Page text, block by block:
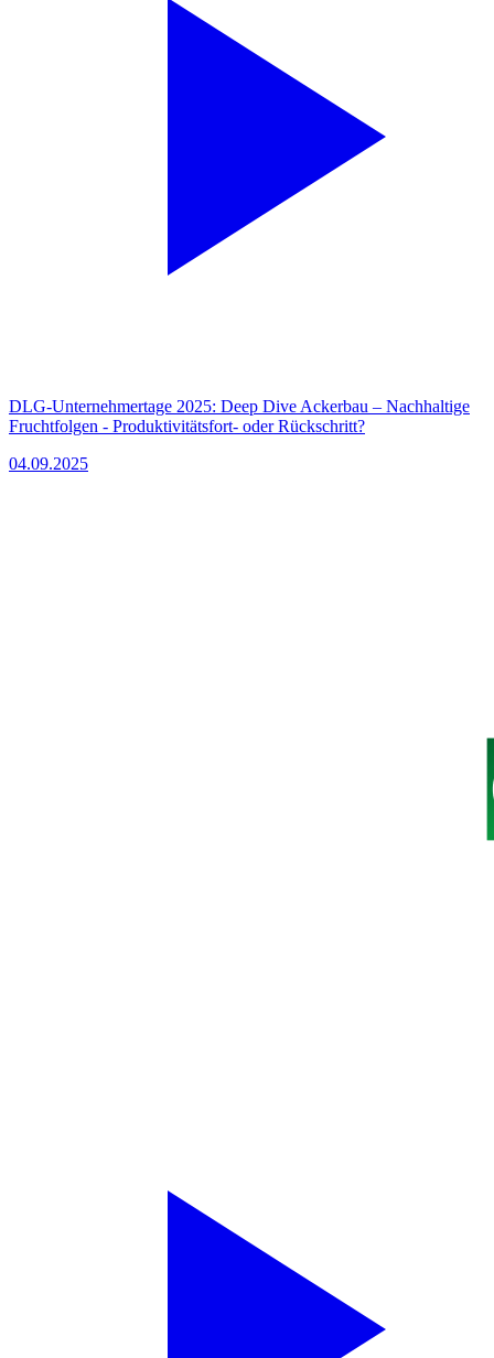
DLG-Unternehmertage 2025: Deep Dive Ackerbau – Nachhaltige
Fruchtfolgen - Produktivitätsfort- oder Rückschritt?
04.09.2025